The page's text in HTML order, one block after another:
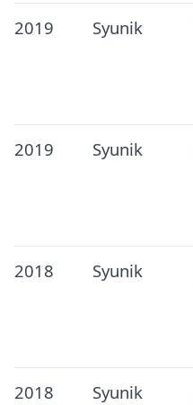
2019 Syunik
2019 Syunik
2018 Syunik
2018 Syunik